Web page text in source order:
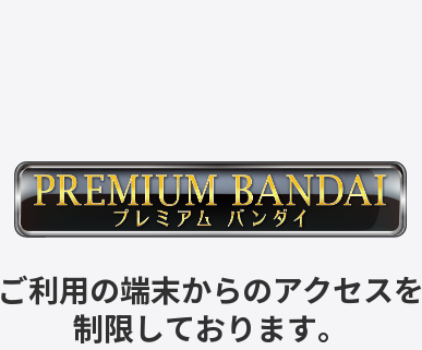
ご利用の端末からのアクセスを
制限しております。